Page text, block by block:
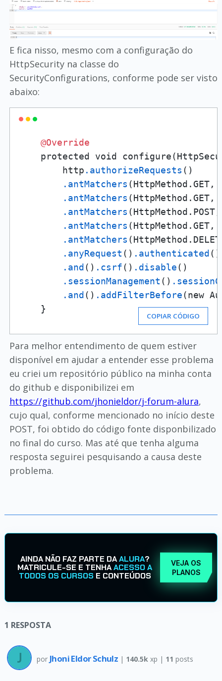
E fica nisso, mesmo com a configuração do
HttpSecurity na classe do
SecurityConfigurations, conforme pode ser visto
abaixo:
@Override
protected void
        http
.authorizeRequests ()
.antMatchers
.antMatchers
.antMatchers
.antMatchers
.antMatchers
.anyRequest () .authenticated ()
.and () .csrf() .disable()
.sessionManagement ()
.and () .addFilterBefore(new
    }
COPIAR CÓDIGO
Para melhor entendimento de quem estiver
disponível em ajudar a entender esse problema
eu criei um repositório público na minha conta
do github e disponibilizei em
https://github.com/jhonieldor/j-forum-alura,
cujo qual, conforme mencionado no início deste
POST, foi obtido do código fonte disponbilizado
no final do curso. Mas até que tenha alguma
resposta seguirei pesquisando a causa deste
problema.
AINDA NÃO FAZ PARTE DAALURA?
MATRICULE-SE E TENHAACESSO A
TODOS OS CURSOS E CONTEÚDOS
VEJA OS
PLANOS
1 RESPOSTA
por Jhoni Eldor Schulz | 140.5kxp | 11 posts